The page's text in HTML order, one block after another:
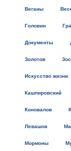
Веганы
Головин
Документы
Золотов
Искусство жизни
Кашпировский
Коновалов
Левашов
Мормоны